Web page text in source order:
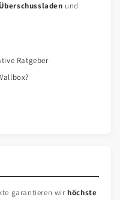
und
Ratgeber
garantieren wirhöchste